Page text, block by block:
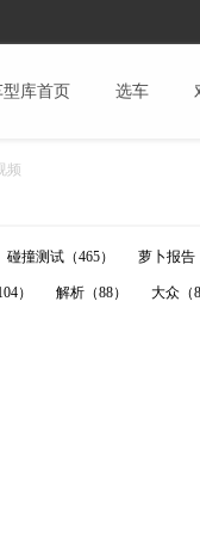
型库首页 选车
频
碰撞测试（465） 萝卜报告
） 解析（88） 大众（